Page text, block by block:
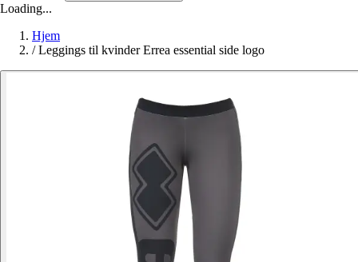
Loading...
Hjem
/ Leggings til kvinder Errea essential side logo